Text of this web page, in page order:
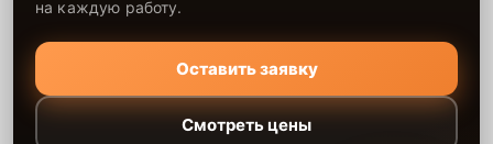
на каждую работу.
Оставить заявку
Смотреть цены